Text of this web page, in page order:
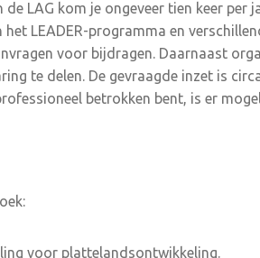
LAG kom je ongeveer tien keer per
LEADER-programma en
voor bijdragen. Daarnaast
te delen. De gevraagde inzet is
betrokken bent, is er
voor plattelandsontwikkeling.